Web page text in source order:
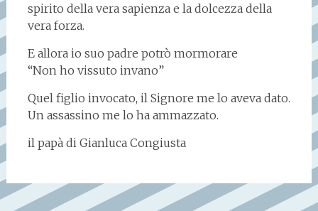
spirito della vera sapienza e la dolcezza della
vera forza.
E allora io suo padre potrò mormorare
“Non ho vissuto invano”
Quel figlio invocato, il Signore me lo aveva dato.
Un assassino me lo ha ammazzato.
il papà di Gianluca Congiusta